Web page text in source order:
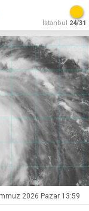
İstanbul 24/31
2026 Pazar 13:59